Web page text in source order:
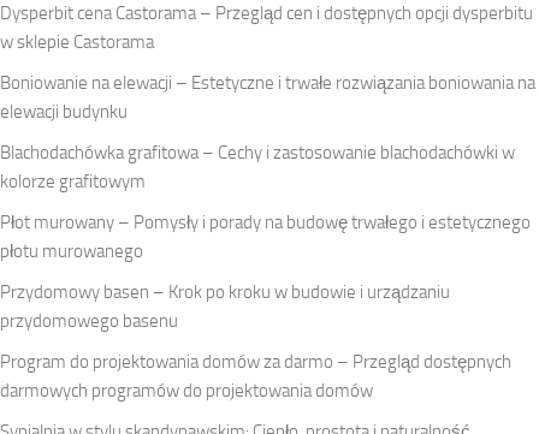
Dysperbit cena Castorama – Przegląd cen i dostępnych opcji dysperbitu
w sklepie Castorama
Boniowanie na elewacji – Estetyczne i trwałe rozwiązania boniowania na
elewacji budynku
Blachodachówka grafitowa – Cechy i zastosowanie blachodachówki w
kolorze grafitowym
Płot murowany – Pomysły i porady na budowę trwałego i estetycznego
płotu murowanego
Przydomowy basen – Krok po kroku w budowie i urządzaniu
przydomowego basenu
Program do projektowania domów za darmo – Przegląd dostępnych
darmowych programów do projektowania domów